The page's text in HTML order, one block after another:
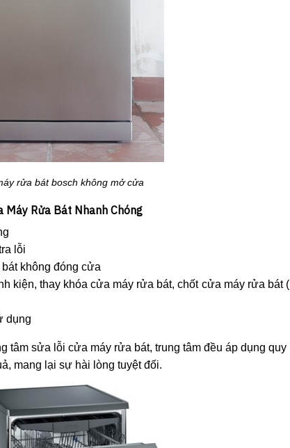
rửa bát bosch không mở cửa
Máy Rửa Bát Nhanh Chóng
lỗi
không đóng cửa
kiện, thay khóa cửa máy rửa bát, chốt cửa máy rửa bát (
dụng
tâm sửa lỗi cửa máy rửa bát, trung tâm đều áp dụng quy
mang lại sự hài lòng tuyệt đối.